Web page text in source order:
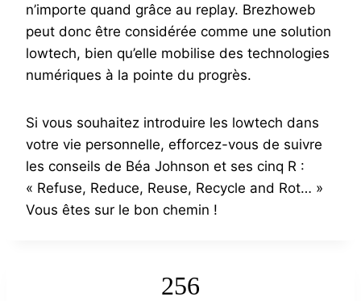
n’importe quand grâce au replay. Brezhoweb
peut donc être considérée comme une solution
lowtech, bien qu’elle mobilise des technologies
numériques à la pointe du progrès.
Si vous souhaitez introduire les lowtech dans
votre vie personnelle, efforcez-vous de suivre
les conseils de Béa Johnson et ses cinq R :
« Refuse, Reduce, Reuse, Recycle and Rot… »
Vous êtes sur le bon chemin !
256